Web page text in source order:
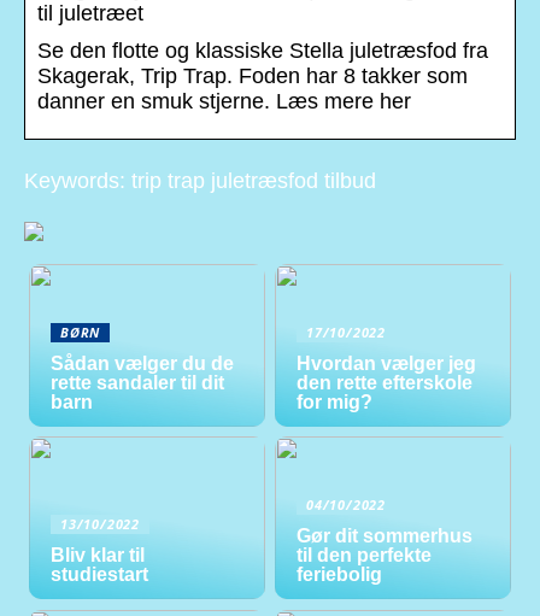
til juletræet
Se den flotte og klassiske Stella juletræsfod fra
Skagerak, Trip Trap. Foden har 8 takker som
danner en smuk stjerne. Læs mere her
Keywords: trip trap juletræsfod tilbud
BØRN
Sådan vælger du de
rette sandaler til dit
barn
17/10/2022
Hvordan vælger jeg
den rette efterskole
for mig?
13/10/2022
Bliv klar til
studiestart
04/10/2022
Gør dit sommerhus
til den perfekte
feriebolig